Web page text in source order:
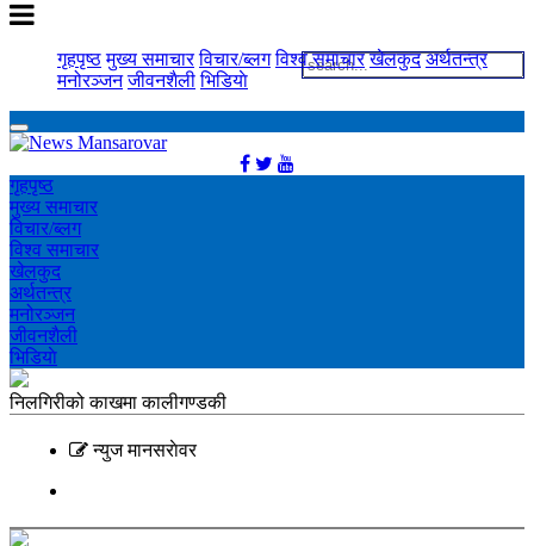
गृहपृष्ठ मुख्य समाचार विचार/ब्लग विश्व समाचार खेलकुद अर्थतन्त्र
मनोरञ्‍जन जीवनशैली भिडियाे
गृहपृष्ठ
मुख्य समाचार
विचार/ब्लग
विश्व समाचार
खेलकुद
अर्थतन्त्र
मनोरञ्‍जन
जीवनशैली
भिडियाे
निलगिरीको काखमा कालीगण्डकी
न्युज मानसराेवर